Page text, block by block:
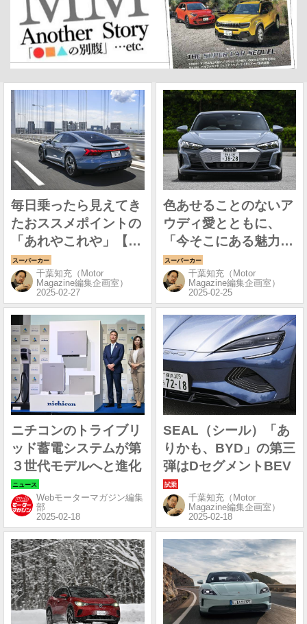
毎日乗ったら見えてき
たおススメポイントの
「あれやこれや」【長
期テスト アウディe-
tron GT クワトロ編
②】
千葉知充（Motor
Magazine編集企画室）
色あせることのないア
ウディ愛とともに、
「今そこにある魅力」
を知る日々【長期テス
ト アウディe-tron
GT クワトロ編①】
千葉知充（Motor
Magazine編集企画室）
ニチコンのトライブリ
ッド蓄電システムが第
３世代モデルへと進化
Webモーターマガジン編集
部
SEAL（シール）「あ
りかも、BYD」の第三
弾はDセグメントBEV
千葉知充（Motor
Magazine編集企画室）